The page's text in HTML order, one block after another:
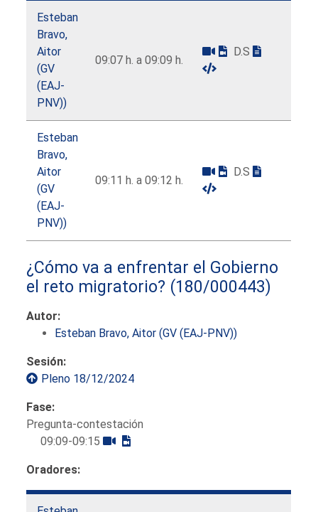
Esteban
Bravo,
Aitor
(GV
(EAJ-
PNV))
09:07 h. a 09:09 h.
D.S
Esteban
Bravo,
Aitor
(GV
(EAJ-
PNV))
09:11 h. a 09:12 h.
D.S
¿Cómo va a enfrentar el Gobierno
el reto migratorio? (180/000443)
Autor:
Esteban Bravo, Aitor (GV (EAJ-PNV))
Sesión:
Pleno 18/12/2024
Fase:
Pregunta-contestación
09:09-09:15
Oradores: